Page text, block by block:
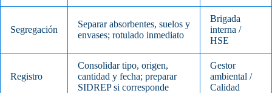
Segregación
Separar absorbentes, suelos y
envases; rotulado inmediato
Brigada
interna /
HSE
Registro
Consolidar tipo, origen,
cantidad y fecha; preparar
SIDREP si corresponde
Gestor
ambiental /
Calidad